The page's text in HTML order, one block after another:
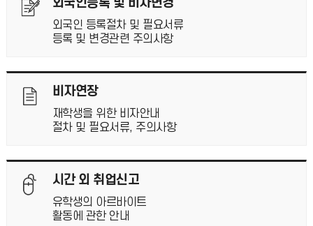
외국인등록 및 비자변경
외국인 등록절차 및 필요서류
등록 및 변경관련 주의사항
비자연장
재학생을 위한 비자안내
절차 및 필요서류, 주의사항
시간 외 취업신고
유학생의 아르바이트
활동에 관한 안내